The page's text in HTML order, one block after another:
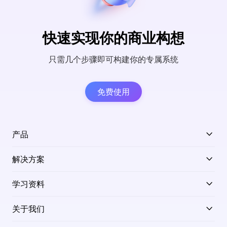
快速实现你的商业构想
只需几个步骤即可构建你的专属系统
免费使用
产品
解决方案
学习资料
关于我们